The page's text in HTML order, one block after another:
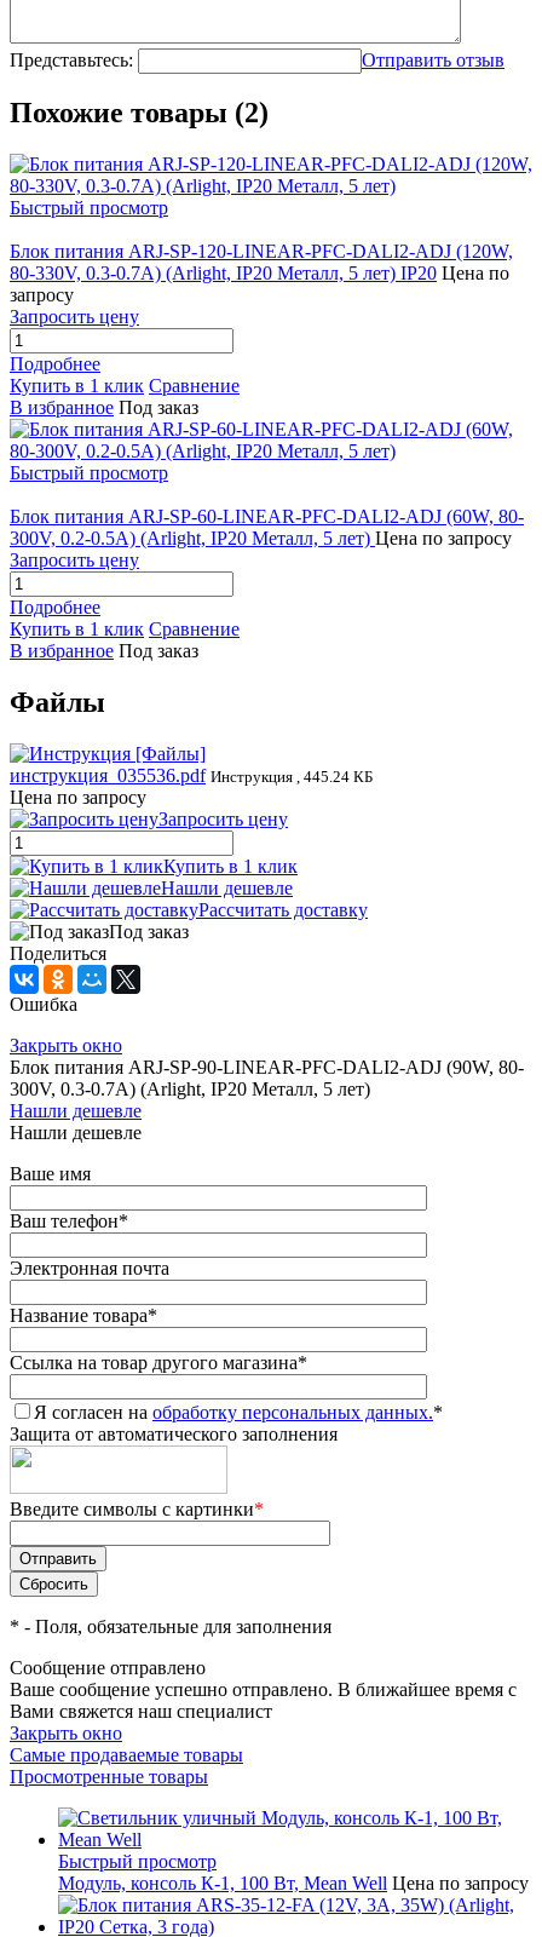
Представьтесь: Отправить отзыв
Похожие товары (2)
Быстрый просмотр
Блок питания ARJ-SP-120-LINEAR-PFC-DALI2-ADJ (120W,
80-330V, 0.3-0.7A) (Arlight, IP20 Металл, 5 лет) IP20 Цена по
запросу
Запросить цену
Подробнее
Купить в 1 клик Сравнение
В избранное Под заказ
Быстрый просмотр
Блок питания ARJ-SP-60-LINEAR-PFC-DALI2-ADJ (60W, 80-
300V, 0.2-0.5A) (Arlight, IP20 Металл, 5 лет) Цена по запросу
Запросить цену
Подробнее
Купить в 1 клик Сравнение
В избранное Под заказ
Файлы
инструкция_035536.pdf Инструкция , 445.24 КБ
Цена по запросу
Запросить цену
Купить в 1 клик
Нашли дешевле
Рассчитать доставку
Под заказ
Поделиться
Ошибка
Закрыть окно
Блок питания ARJ-SP-90-LINEAR-PFC-DALI2-ADJ (90W, 80-
300V, 0.3-0.7A) (Arlight, IP20 Металл, 5 лет)
Нашли дешевле
Нашли дешевле
Ваше имя
Ваш телефон*
Электронная почта
Название товара*
Ссылка на товар другого магазина*
Я согласен на обработку персональных данных.*
Защита от автоматического заполнения
Введите символы с картинки*
* - Поля, обязательные для заполнения
Сообщение отправлено
Ваше сообщение успешно отправлено. В ближайшее время с
Вами свяжется наш специалист
Закрыть окно
Самые продаваемые товары
Просмотренные товары
Быстрый просмотр
Модуль, консоль К-1, 100 Вт, Mean Well Цена по запросу